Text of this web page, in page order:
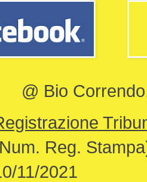
@ Bio
Reg.
11/2021